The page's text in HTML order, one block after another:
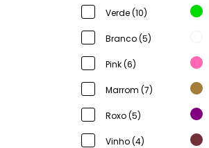
Verde (10)
Branco (5)
Pink (6)
Marrom (7)
Roxo (5)
Vinho (4)